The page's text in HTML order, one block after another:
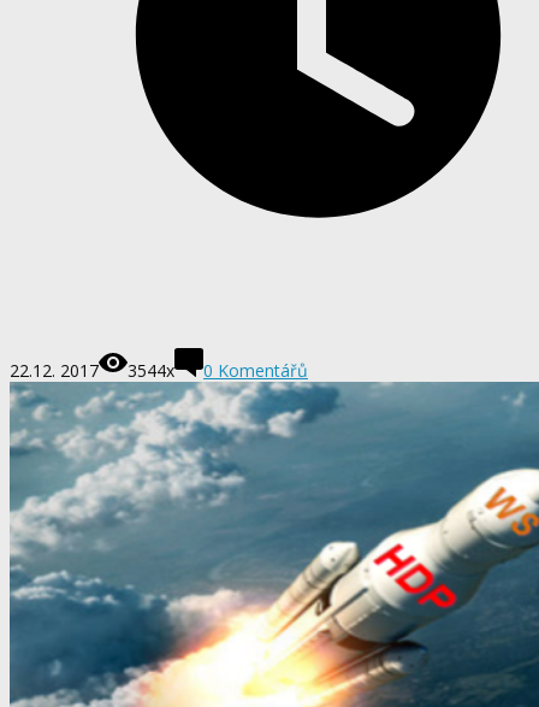
22.12. 2017 3544x 0 Komentářů